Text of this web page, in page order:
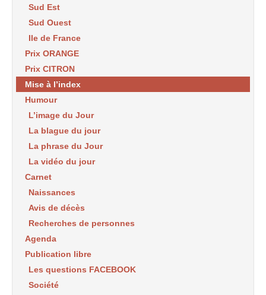
Sud Est
Sud Ouest
Ile de France
Prix ORANGE
Prix CITRON
Mise à l’index
Humour
L’image du Jour
La blague du jour
La phrase du Jour
La vidéo du jour
Carnet
Naissances
Avis de décès
Recherches de personnes
Agenda
Publication libre
Les questions FACEBOOK
Société